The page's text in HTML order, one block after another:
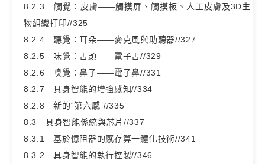
8.2.3 觸覺：皮膚——觸摸屏、觸摸板、人工皮膚及3D生
物組織打印//325
8.2.4 聽覺：耳朵——麥克風與助聽器//327
8.2.5 味覺：舌頭——電子舌//329
8.2.6 嗅覺：鼻子——電子鼻//331
8.2.7 具身智能的增強感知//334
8.2.8 新的“第六感”//335
8.3 具身智能係統與芯片//337
8.3.1 基於憶阻器的感存算一體化技術//341
8.3.2 具身智能的執行控製//346